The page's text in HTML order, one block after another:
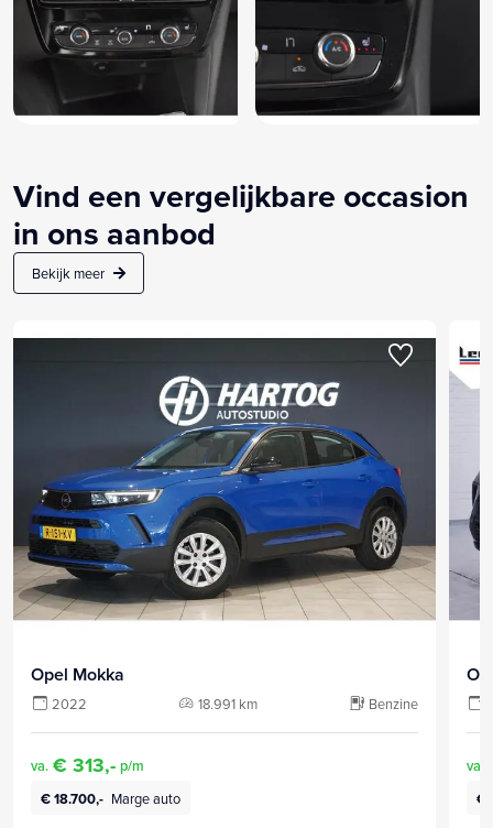
Vind een vergelijkbare occasion
in ons aanbod
Bekijk meer
Opel Mokka
2022 18.991 km Benzine
va. € 313,- p/m
€ 18.700,- Marge auto
va.
€